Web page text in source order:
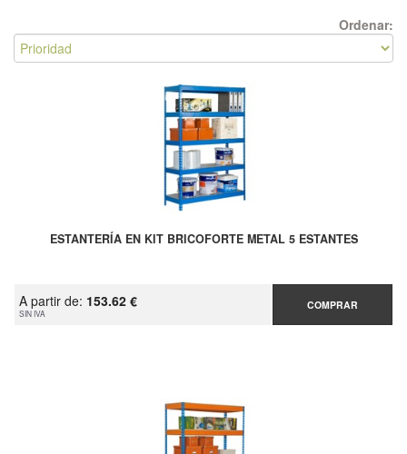
Ordenar:
ESTANTERÍA EN KIT BRICOFORTE METAL 5 ESTANTES
A partir de: 153.62 €
SIN IVA
COMPRAR